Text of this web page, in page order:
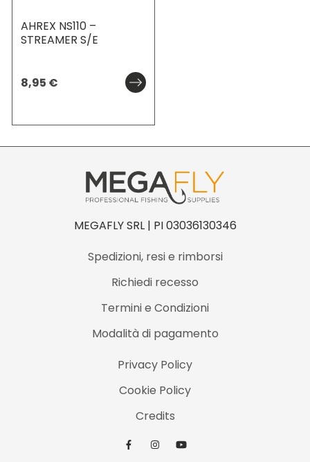
AHREX NS110 –
STREAMER S/E
8,95 €
MEGAFLY SRL | PI 03036130346
Spedizioni, resi e rimborsi
Richiedi recesso
Termini e Condizioni
Modalità di pagamento
Privacy Policy
Cookie Policy
Credits